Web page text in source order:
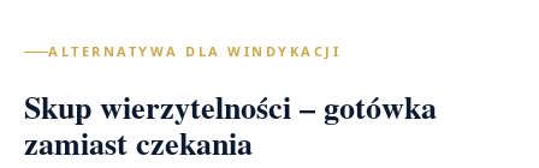
ALTERNATYWA DLA WINDYKACJI
Skup wierzytelności – gotówka
zamiast czekania